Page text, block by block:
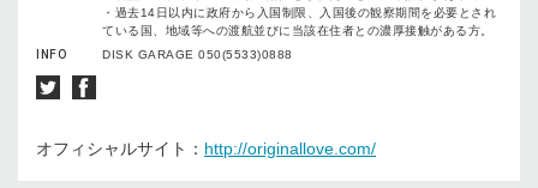
・過去14日以内に政府から入国制限、入国後の観察期間を必要とされ
ている国、地域等への渡航並びに当該在住者との濃厚接触がある方。
INFO
DISK GARAGE 050(5533)0888
オフィシャルサイト： http://originallove.com/